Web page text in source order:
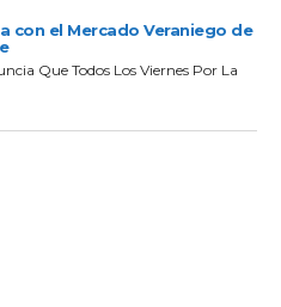
con el Mercado Veraniego de
Que Todos Los Viernes Por La